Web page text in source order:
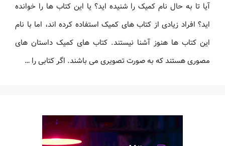
آیا تا به حال نام کمیک را شنیده اید؟ یا این کتاب ها را خوانده
اید؟ افراد زیادی از کتاب های کمیک استفاده کرده اند، اما با نام
این کتاب ها هنوز آشنا نیستند. کتاب های کمیک داستان های
مصوری هستند که به صورت تصویری می باشند. اگر کتابی را …